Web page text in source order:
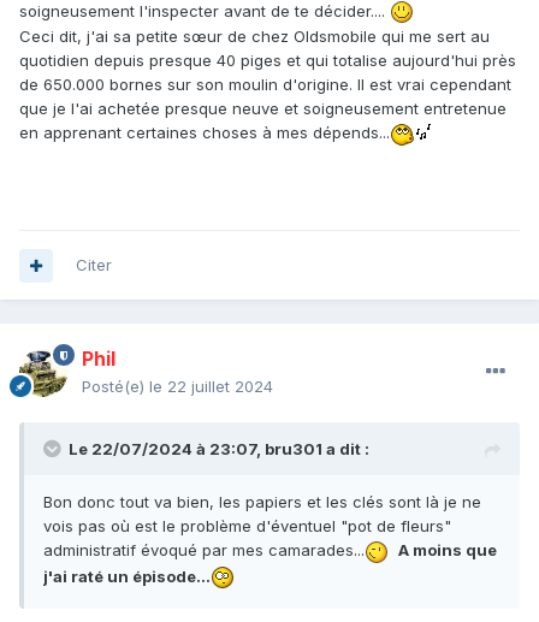
soigneusement l'inspecter avant de te décider....
Ceci dit, j'ai sa petite sœur de chez Oldsmobile qui me sert au
quotidien depuis presque 40 piges et qui totalise aujourd'hui près
de 650.000 bornes sur son moulin d'origine. Il est vrai cependant
que je l'ai achetée presque neuve et soigneusement entretenue
en apprenant certaines choses à mes dépends...
Citer
Phil
Posté(e) le 22 juillet 2024
Le 22/07/2024 à 23:07, bru301 a dit :
Bon donc tout va bien, les papiers et les clés sont là je ne
vois pas où est le problème d'éventuel "pot de fleurs"
administratif évoqué par mes camarades...
A moins que
j'ai raté un épisode...